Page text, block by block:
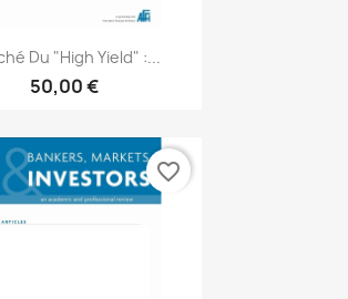
Aperçu rapide
Du "high Yield" :...
50,00 €
favorite_border